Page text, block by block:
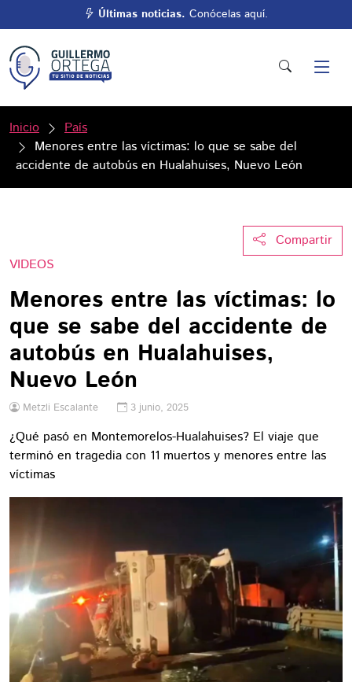
Últimas noticias. Conócelas aquí.
Inicio
País
Menores entre las víctimas: lo que se sabe del
accidente de autobús en Hualahuises, Nuevo León
Compartir
VIDEOS
Menores entre las víctimas: lo
que se sabe del accidente de
autobús en Hualahuises,
Nuevo León
Metzli Escalante 3 junio, 2025
¿Qué pasó en Montemorelos-Hualahuises? El viaje que
terminó en tragedia con 11 muertos y menores entre las
víctimas